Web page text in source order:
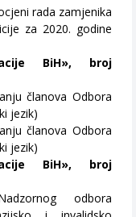
rada zamjenika
za 2020. godine
BiH», broj
članova Odbora
jezik)
članova Odbora
jezik)
BiH», broj
odbora